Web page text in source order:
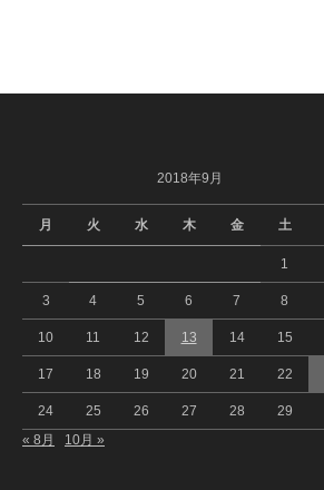
2018年9月
月 火 水 木 金 土
1
3 4 5 6 7 8
10 11 12 13 14 15
17 18 19 20 21 22
24 25 26 27 28 29
« 8月 10月 »